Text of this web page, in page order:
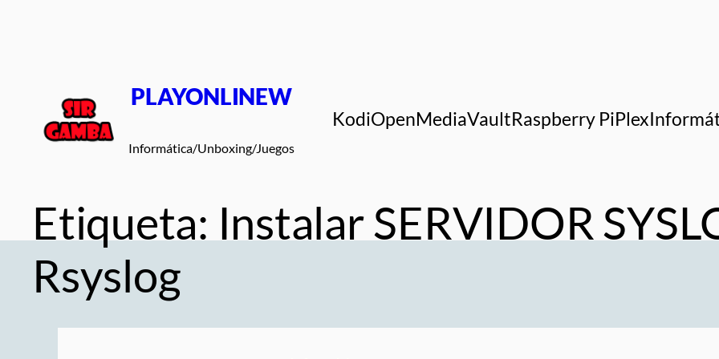
PLAYONLINEW
Informática/Unboxing/Juegos
KodiOpenMediaVaultRaspberry PiPlex
Etiqueta: Instalar SERVIDOR
Rsyslog